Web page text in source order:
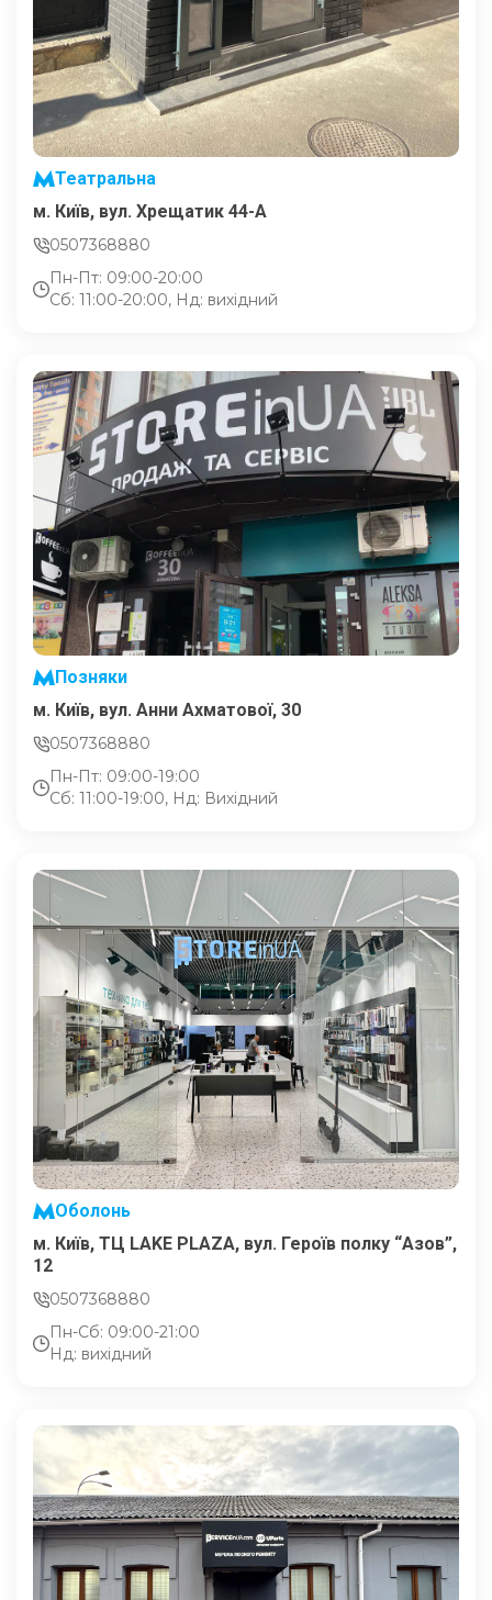
Театральна
м. Київ, вул. Хрещатик 44-A
0507368880
Пн-Пт: 09:00-20:00
Сб: 11:00-20:00, Нд: вихідний
Позняки
м. Київ, вул. Анни Ахматової, 30
0507368880
Пн-Пт: 09:00-19:00
Сб: 11:00-19:00, Нд: Вихідний
Оболонь
м. Київ, ТЦ LAKE PLAZA, вул. Героїв полку “Азов”,
12
0507368880
Пн-Сб: 09:00-21:00
Нд: вихідний